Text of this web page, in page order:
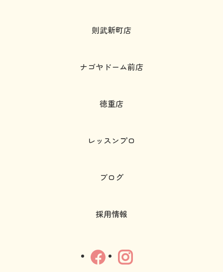
則武新町店
ナゴヤドーム前店
徳重店
レッスンプロ
ブログ
採用情報